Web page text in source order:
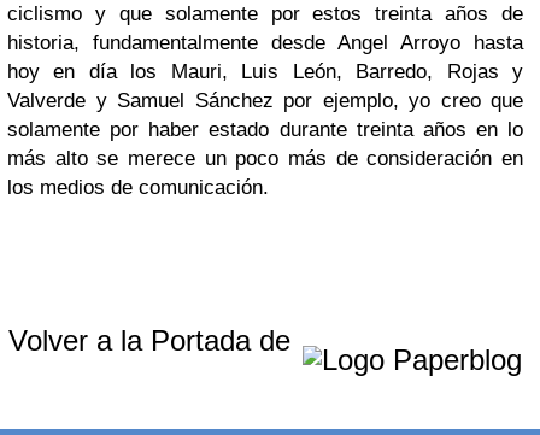
ciclismo y que solamente por estos treinta años de
historia, fundamentalmente desde Angel Arroyo hasta
hoy en día los Mauri, Luis León, Barredo, Rojas y
Valverde y Samuel Sánchez por ejemplo, yo creo que
solamente por haber estado durante treinta años en lo
más alto se merece un poco más de consideración en
los medios de comunicación.
Volver a la Portada de